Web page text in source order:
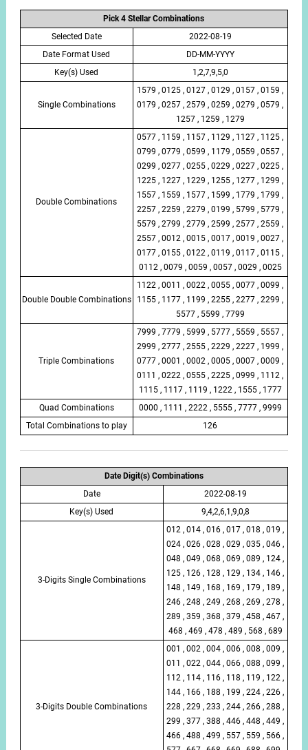
Pick 4 Stellar Combinations
Selected Date
2022-08-19
Date Format Used
DD-MM-YYYY
Key(s) Used
1,2,7,9,5,0
Single Combinations
1579 , 0125 , 0127 , 0129 , 0157 , 0159 ,
0179 , 0257 , 2579 , 0259 , 0279 , 0579 ,
1257 , 1259 , 1279
Double Combinations
0577 , 1159 , 1157 , 1129 , 1127 , 1125 ,
0799 , 0779 , 0599 , 1179 , 0559 , 0557 ,
0299 , 0277 , 0255 , 0229 , 0227 , 0225 ,
1225 , 1227 , 1229 , 1255 , 1277 , 1299 ,
1557 , 1559 , 1577 , 1599 , 1779 , 1799 ,
2257 , 2259 , 2279 , 0199 , 5799 , 5779 ,
5579 , 2799 , 2779 , 2599 , 2577 , 2559 ,
2557 , 0012 , 0015 , 0017 , 0019 , 0027 ,
0177 , 0155 , 0122 , 0119 , 0117 , 0115 ,
0112 , 0079 , 0059 , 0057 , 0029 , 0025
Double Double Combinations
1122 , 0011 , 0022 , 0055 , 0077 , 0099 ,
1155 , 1177 , 1199 , 2255 , 2277 , 2299 ,
5577 , 5599 , 7799
Triple Combinations
7999 , 7779 , 5999 , 5777 , 5559 , 5557 ,
2999 , 2777 , 2555 , 2229 , 2227 , 1999 ,
0777 , 0001 , 0002 , 0005 , 0007 , 0009 ,
0111 , 0222 , 0555 , 2225 , 0999 , 1112 ,
1115 , 1117 , 1119 , 1222 , 1555 , 1777
Quad Combinations
0000 , 1111 , 2222 , 5555 , 7777 , 9999
Total Combinations to play
126
Date Digit(s) Combinations
Date
2022-08-19
Key(s) Used
9,4,2,6,1,9,0,8
3-Digits Single Combinations
012 , 014 , 016 , 017 , 018 , 019 ,
024 , 026 , 028 , 029 , 035 , 046 ,
048 , 049 , 068 , 069 , 089 , 124 ,
125 , 126 , 128 , 129 , 134 , 146 ,
148 , 149 , 168 , 169 , 179 , 189 ,
246 , 248 , 249 , 268 , 269 , 278 ,
289 , 359 , 368 , 379 , 458 , 467 ,
468 , 469 , 478 , 489 , 568 , 689
3-Digits Double Combinations
001 , 002 , 004 , 006 , 008 , 009 ,
011 , 022 , 044 , 066 , 088 , 099 ,
112 , 114 , 116 , 118 , 119 , 122 ,
144 , 166 , 188 , 199 , 224 , 226 ,
228 , 229 , 233 , 244 , 266 , 288 ,
299 , 377 , 388 , 446 , 448 , 449 ,
466 , 488 , 499 , 557 , 559 , 566 ,